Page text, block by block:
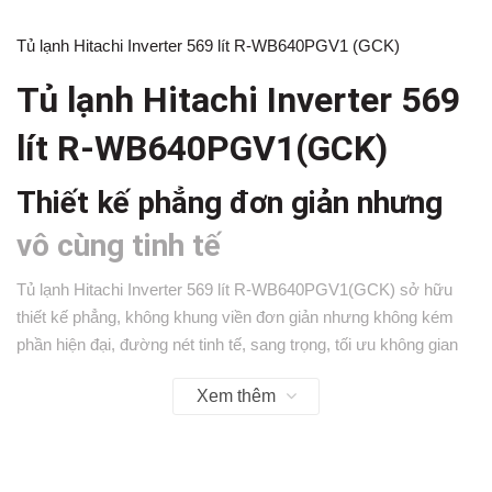
Tủ lạnh Hitachi Inverter 569 lít R-WB640PGV1 (GCK)
Tủ lạnh Hitachi Inverter 569
lít R-WB640PGV1(GCK)
Thiết kế phẳng đơn giản nhưng
vô cùng tinh tế
Tủ lạnh Hitachi Inverter 569 lít R-WB640PGV1(GCK) sở hữu
thiết kế phẳng, không khung viền đơn giản nhưng không kém
phần hiện đại, đường nét tinh tế, sang trọng, tối ưu không gian
tiện ích vượt trội và trải nghiệm đẳng cấp xứng tầm. Nếu bạn là
Xem thêm